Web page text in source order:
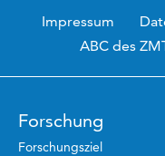
Impressum
ABC des
Forschung
Forschungsziel